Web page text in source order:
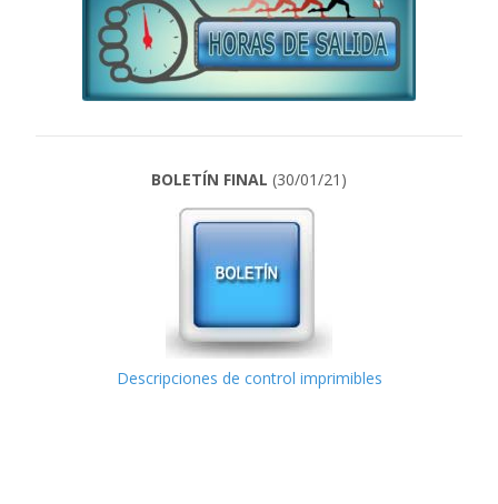
BOLETÍN FINAL (30/01/21)
Descripciones de control imprimibles